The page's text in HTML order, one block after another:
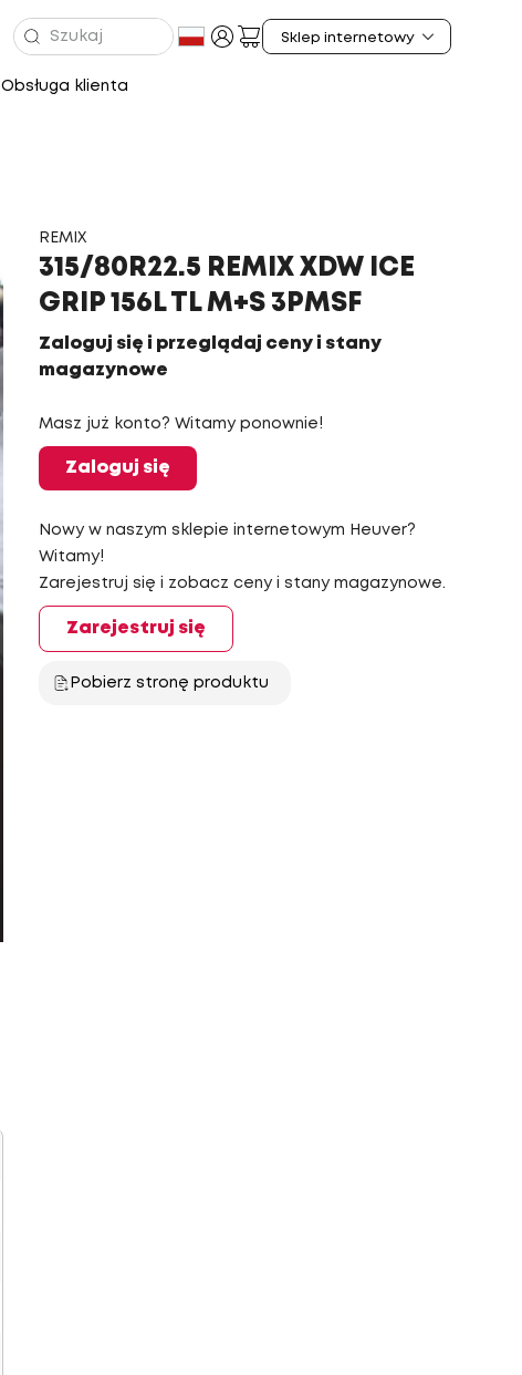
Obsługa klienta
REMIX
315/80R22.5 REMIX XDW ICE
GRIP 156L TL M+S 3PMSF
Zaloguj się i przeglądaj ceny i stany
magazynowe
Masz już konto? Witamy ponownie!
Zaloguj się
Nowy w naszym sklepie internetowym Heuver?
Witamy!
Zarejestruj się i zobacz ceny i stany magazynowe.
Zarejestruj się
Pobierz stronę produktu